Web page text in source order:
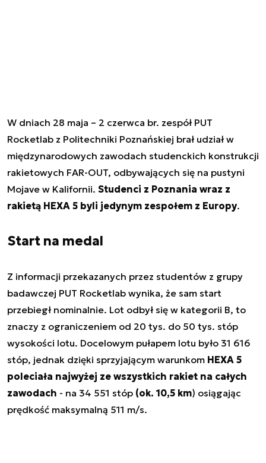
W dniach 28 maja – 2 czerwca br. zespół PUT
Rocketlab z Politechniki Poznańskiej brał udział w
międzynarodowych zawodach studenckich konstrukcji
rakietowych FAR-OUT, odbywających się na pustyni
Mojave w Kalifornii. Studenci z Poznania wraz z
rakietą HEXA 5 byli jedynym zespołem z Europy.
Start na medal
Z informacji przekazanych przez studentów z grupy
badawczej PUT Rocketlab wynika, że sam start
przebiegł nominalnie. Lot odbył się w kategorii B, to
znaczy z ograniczeniem od 20 tys. do 50 tys. stóp
wysokości lotu. Docelowym pułapem lotu było 31 616
stóp, jednak dzięki sprzyjającym warunkom HEXA 5
poleciała najwyżej ze wszystkich rakiet na całych
zawodach - na 34 551 stóp (ok. 10,5 km) osiągając
prędkość maksymalną 511 m/s.